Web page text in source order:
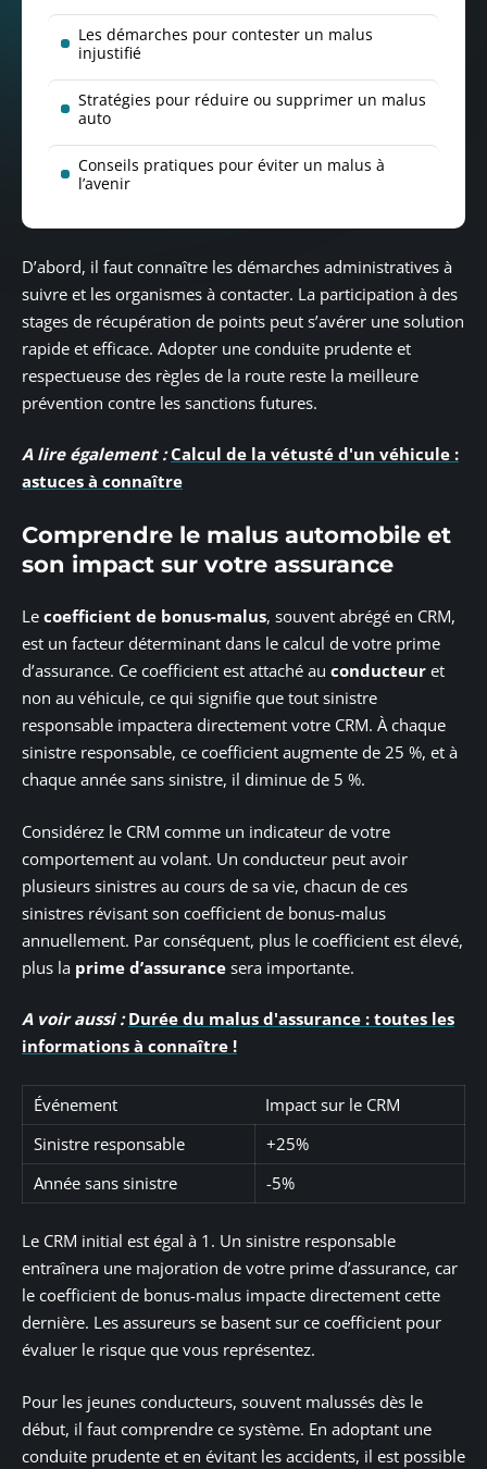
Les démarches pour contester un malus
injustifié
Stratégies pour réduire ou supprimer un malus
auto
Conseils pratiques pour éviter un malus à
l’avenir
D’abord, il faut connaître les démarches administratives à
suivre et les organismes à contacter. La participation à des
stages de récupération de points peut s’avérer une solution
rapide et efficace. Adopter une conduite prudente et
respectueuse des règles de la route reste la meilleure
prévention contre les sanctions futures.
A lire également : Calcul de la vétusté d'un véhicule :
astuces à connaître
Comprendre le malus automobile et
son impact sur votre assurance
Le coefficient de bonus-malus, souvent abrégé en CRM,
est un facteur déterminant dans le calcul de votre prime
d’assurance. Ce coefficient est attaché au conducteur et
non au véhicule, ce qui signifie que tout sinistre
responsable impactera directement votre CRM. À chaque
sinistre responsable, ce coefficient augmente de 25 %, et à
chaque année sans sinistre, il diminue de 5 %.
Considérez le CRM comme un indicateur de votre
comportement au volant. Un conducteur peut avoir
plusieurs sinistres au cours de sa vie, chacun de ces
sinistres révisant son coefficient de bonus-malus
annuellement. Par conséquent, plus le coefficient est élevé,
plus la prime d’assurance sera importante.
A voir aussi : Durée du malus d'assurance : toutes les
informations à connaître !
Événement
Impact sur le CRM
Sinistre responsable
+25%
Année sans sinistre
-5%
Le CRM initial est égal à 1. Un sinistre responsable
entraînera une majoration de votre prime d’assurance, car
le coefficient de bonus-malus impacte directement cette
dernière. Les assureurs se basent sur ce coefficient pour
évaluer le risque que vous représentez.
Pour les jeunes conducteurs, souvent malussés dès le
début, il faut comprendre ce système. En adoptant une
conduite prudente et en évitant les accidents, il est possible